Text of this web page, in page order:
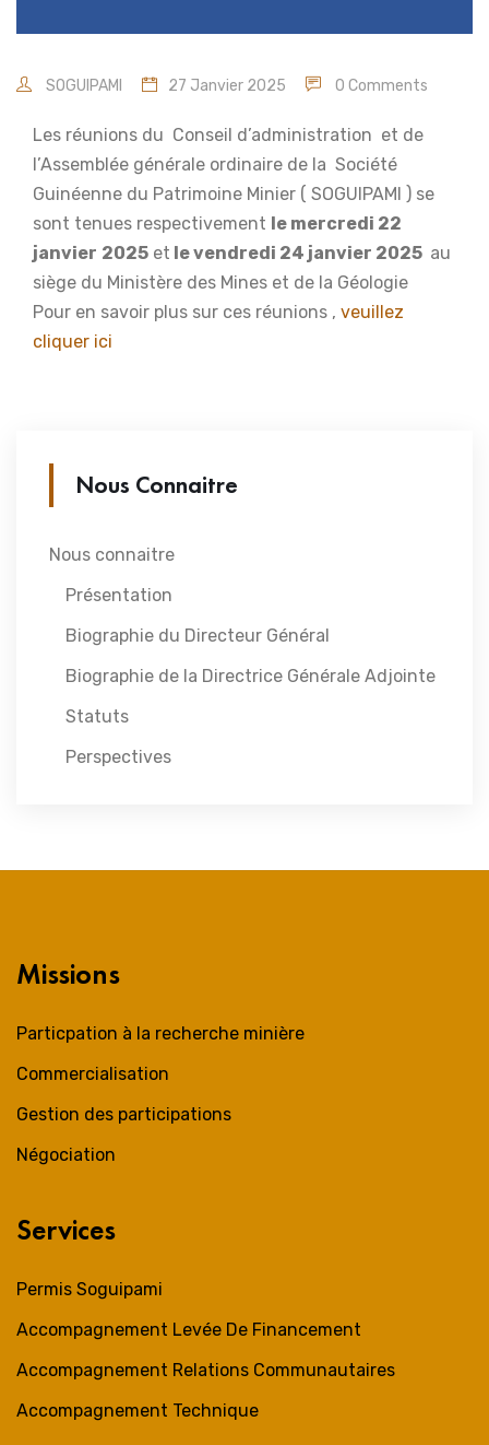
SOGUIPAMI 27 Janvier 2025 0 Comments
Les réunions du Conseil d’administration et de
l’Assemblée générale ordinaire de la Société
Guinéenne du Patrimoine Minier ( SOGUIPAMI ) se
sont tenues respectivement le mercredi 22
janvier 2025 et le vendredi 24 janvier 2025 au
siège du Ministère des Mines et de la Géologie
Pour en savoir plus sur ces réunions , veuillez
cliquer ici
Nous Connaitre
Nous connaitre
Présentation
Biographie du Directeur Général
Biographie de la Directrice Générale Adjointe
Statuts
Perspectives
Missions
Particpation à la recherche minière
Commercialisation
Gestion des participations
Négociation
Services
Permis Soguipami
Accompagnement Levée De Financement
Accompagnement Relations Communautaires
Accompagnement Technique